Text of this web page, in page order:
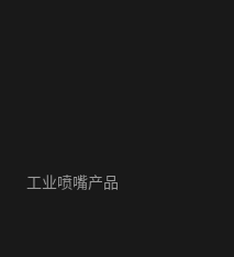
工业喷嘴产品